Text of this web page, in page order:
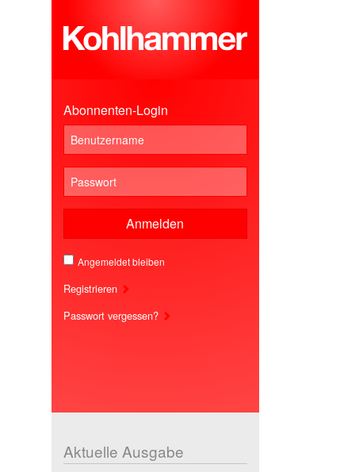
Abonnenten-Login
Anmelden
Angemeldet bleiben
Registrieren
Passwort vergessen?
Aktuelle Ausgabe